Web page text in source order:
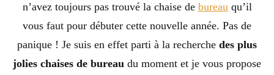
n’avez toujours pas trouvé la chaise de bureauqu’il
vous faut pour débuter cette nouvelle année. Pas de
panique ! Je suis en effet parti à la recherche des plus
jolies chaises de bureau du moment et je vous propose